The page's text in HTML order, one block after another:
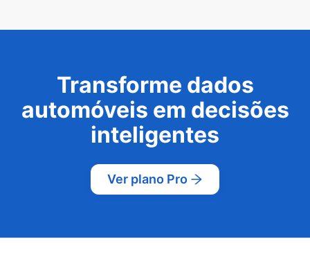
Transforme dados
automóveis em decisões
inteligentes
Ver plano Pro